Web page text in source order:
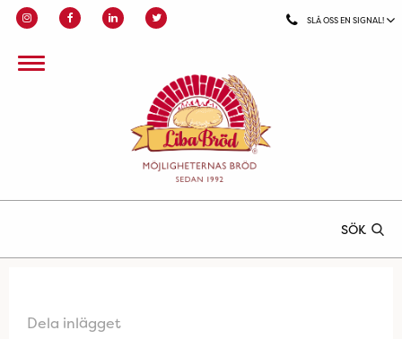
SLÅ OSS EN SIGNAL!
SÖK
Dela inlägget